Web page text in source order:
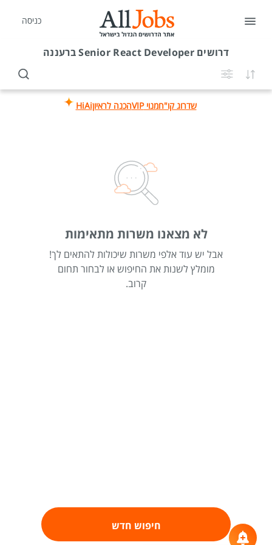
כניסה
דרושיםSenior React Developer ברעננה
שדרוג קו"חמנוי VIP הכנה לראיוןHiAi
לא מצאנו משרות מתאימות
אבל יש עוד אלפי משרות שיכולות להתאים לך!
מומלץ לשנות את החיפוש או לבחור תחום
קרוב.
חיפוש חדש